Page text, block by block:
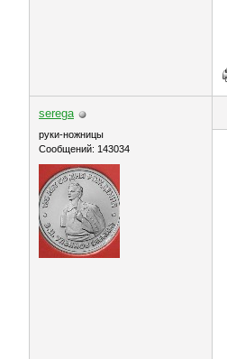
serega
руки-ножницы
Сообщений: 143034